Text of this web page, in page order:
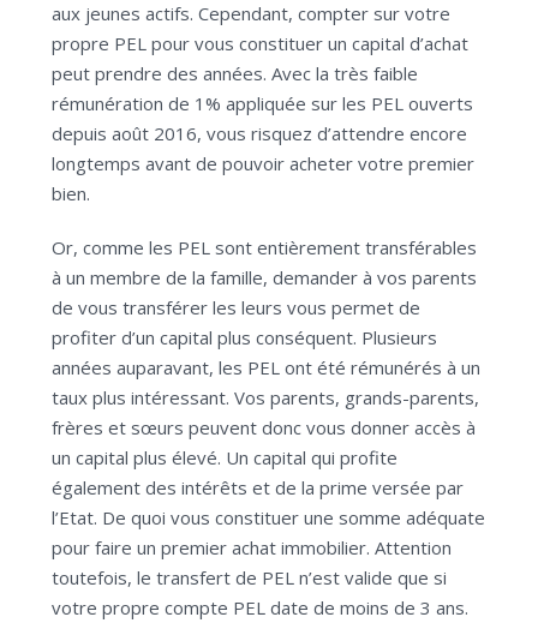
aux jeunes actifs. Cependant, compter sur votre
propre PEL pour vous constituer un capital d’achat
peut prendre des années. Avec la très faible
rémunération de 1% appliquée sur les PEL ouverts
depuis août 2016, vous risquez d’attendre encore
longtemps avant de pouvoir acheter votre premier
bien.
Or, comme les PEL sont entièrement transférables
à un membre de la famille, demander à vos parents
de vous transférer les leurs vous permet de
profiter d’un capital plus conséquent. Plusieurs
années auparavant, les PEL ont été rémunérés à un
taux plus intéressant. Vos parents, grands-parents,
frères et sœurs peuvent donc vous donner accès à
un capital plus élevé. Un capital qui profite
également des intérêts et de la prime versée par
l’Etat. De quoi vous constituer une somme adéquate
pour faire un premier achat immobilier. Attention
toutefois, le transfert de PEL n’est valide que si
votre propre compte PEL date de moins de 3 ans.